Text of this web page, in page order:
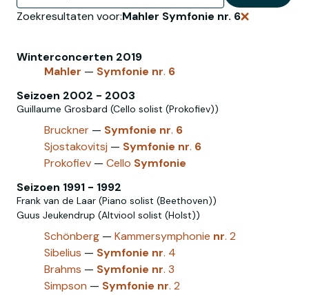
Zoekresultaten voor:Mahler Symfonie nr. 6Verwijder
Winterconcerten 2019
Mahler — Symfonie nr. 6
Seizoen 2002 - 2003
Guillaume Grosbard (Cello solist (Prokofiev))
Bruckner — Symfonie nr. 6
Sjostakovitsj — Symfonie nr. 6
Prokofiev — Cello Symfonie
Seizoen 1991 - 1992
Frank van de Laar (Piano solist (Beethoven))
Guus Jeukendrup (Altviool solist (Holst))
Schönberg — Kammersymphonie nr. 2
Sibelius — Symfonie nr. 4
Brahms — Symfonie nr. 3
Simpson — Symfonie nr. 2